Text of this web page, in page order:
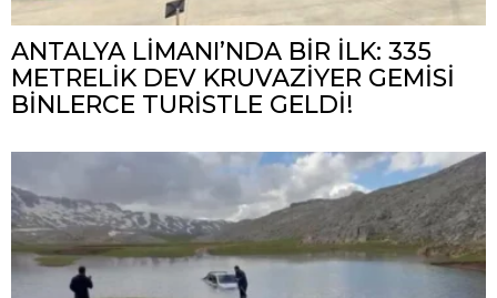
ANTALYA LİMANI’NDA BİR İLK: 335
METRELİK DEV KRUVAZİYER GEMİSİ
BİNLERCE TURİSTLE GELDİ!